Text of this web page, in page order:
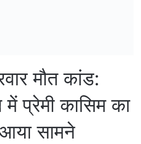
मौत कांड:
प्रेमी कासिम का
सामने